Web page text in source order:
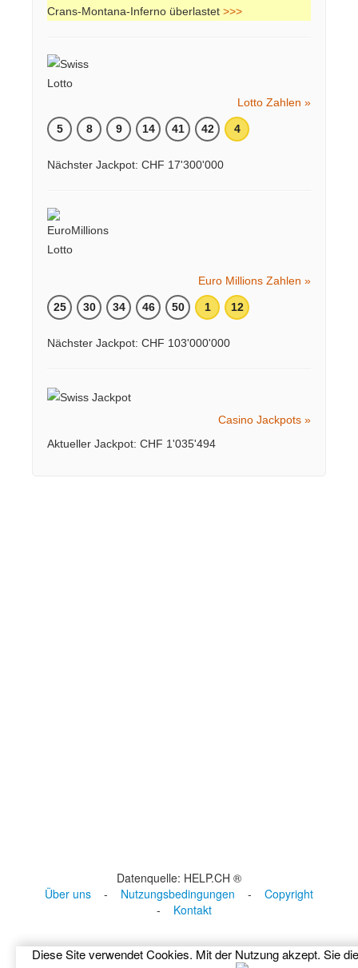
Crans-Montana-Inferno überlastet >>>
Lotto Zahlen »
5 8 9 14 41 42 4
Nächster Jackpot: CHF 17'300'000
Euro Millions Zahlen »
25 30 34 46 50 1 12
Nächster Jackpot: CHF 103'000'000
Casino Jackpots »
Aktueller Jackpot: CHF 1'035'494
Datenquelle: HELP.CH ®
Über uns - Nutzungsbedingungen - Copyright
- Kontakt
Diese Site verwendet Cookies. Mit der Nutzung akzept. Sie die